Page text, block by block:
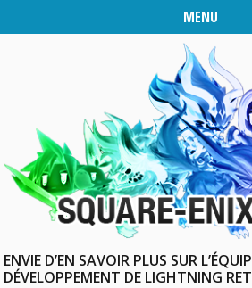
MENU
ENVIE D’EN SAVOIR PLUS SUR
DÉVELOPPEMENT DE LIGHTNING